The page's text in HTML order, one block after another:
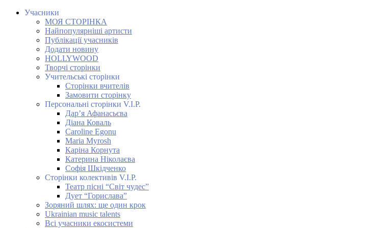
Учасники
МОЯ СТОРІНКА
Найпопулярніші артисти
Публікації учасників
Додати новину
HOLLYWOOD
Творчі сторінки
Учительські сторінки
Сторінки вчителів
Замовити сторінку
Персональні сторінки V.I.P.
Дар’я Афанасьєва
Діана Коваль
Caroline Egonu
Maria Myrosh
Каріна Корнута
Катерина Ніколаєва
Софія Шкідченко
Сторінки колективів V.I.P.
Театр пісні “Світ чудес”
Дует “Горислава”
Зоряний шлях: ще один крок
Ukrainian music talents
Всі учасники екосистеми